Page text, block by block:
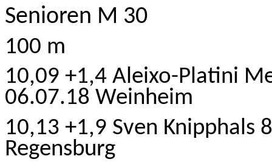
Senioren M 30
100 m
10,09 +1,4 Aleixo-Platini
06.07.18 Weinheim
10,13 +1,9 Sven Knipphals
Regensburg